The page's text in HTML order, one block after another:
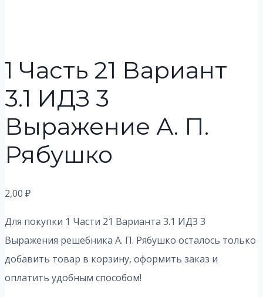
1 Часть 21 Вариант
3.1 ИДЗ 3
Выражение А. П.
Рябушко
2,00 ₽
Для покупки 1 Части 21 Варианта 3.1 ИДЗ 3
Выражения решебника А. П. Рябушко осталось только
добавить товар в корзину, оформить заказ и
оплатить удобным способом!